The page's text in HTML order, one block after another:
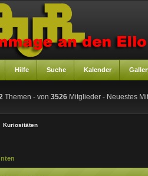
Hilfe Suche Kalender
Themen - von 3526 Mitglieder - Neuestes
Kuriositäten